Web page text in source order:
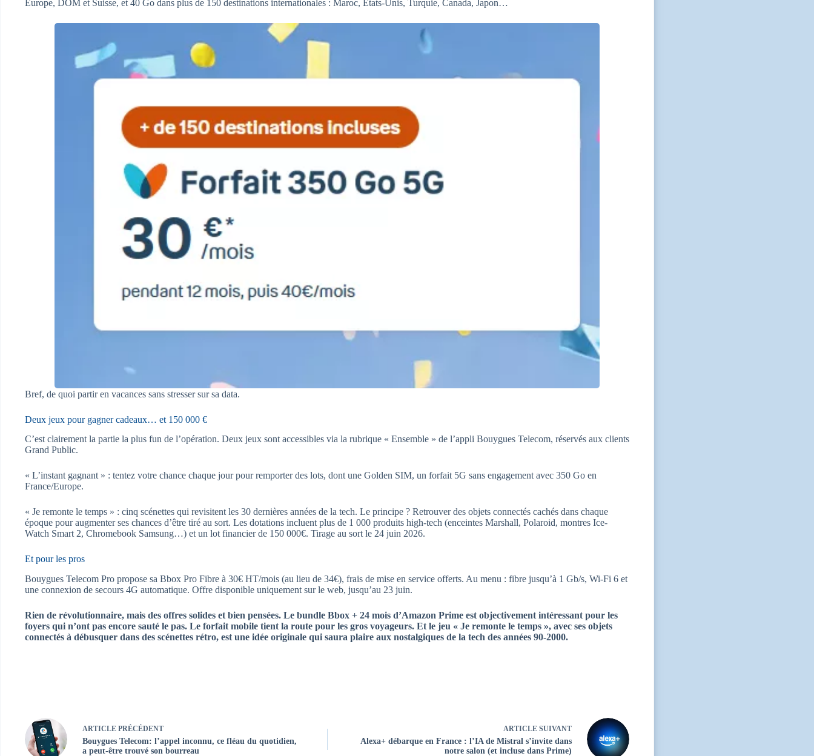
Europe, DOM et Suisse, et 40 Go dans plus de 150 destinations internationales : Maroc, États-Unis, Turquie, Canada, Japon…
Bref, de quoi partir en vacances sans stresser sur sa data.
Deux jeux pour gagner cadeaux… et 150 000 €
C’est clairement la partie la plus fun de l’opération. Deux jeux sont accessibles via la rubrique « Ensemble » de l’appli Bouygues Telecom, réservés aux clients
Grand Public.
« L’instant gagnant » : tentez votre chance chaque jour pour remporter des lots, dont une Golden SIM, un forfait 5G sans engagement avec 350 Go en
France/Europe.
« Je remonte le temps » : cinq scénettes qui revisitent les 30 dernières années de la tech. Le principe ? Retrouver des objets connectés cachés dans chaque
époque pour augmenter ses chances d’être tiré au sort. Les dotations incluent plus de 1 000 produits high-tech (enceintes Marshall, Polaroid, montres Ice-
Watch Smart 2, Chromebook Samsung…) et un lot financier de 150 000€. Tirage au sort le 24 juin 2026.
Et pour les pros
Bouygues Telecom Pro propose sa Bbox Pro Fibre à 30€ HT/mois (au lieu de 34€), frais de mise en service offerts. Au menu : fibre jusqu’à 1 Gb/s, Wi-Fi 6 et
une connexion de secours 4G automatique. Offre disponible uniquement sur le web, jusqu’au 23 juin.
Rien de révolutionnaire, mais des offres solides et bien pensées. Le bundle Bbox + 24 mois d’Amazon Prime est objectivement intéressant pour les
foyers qui n’ont pas encore sauté le pas. Le forfait mobile tient la route pour les gros voyageurs. Et le jeu « Je remonte le temps », avec ses objets
connectés à débusquer dans des scénettes rétro, est une idée originale qui saura plaire aux nostalgiques de la tech des années 90-2000.
ARTICLE PRÉCÉDENT
Bouygues Telecom: l’appel inconnu, ce fléau du quotidien,
a peut-être trouvé son bourreau
ARTICLESUIVANT
Alexa+ débarque en France : l’IA de Mistral s’invite dans
notre salon (et incluse dans Prime)